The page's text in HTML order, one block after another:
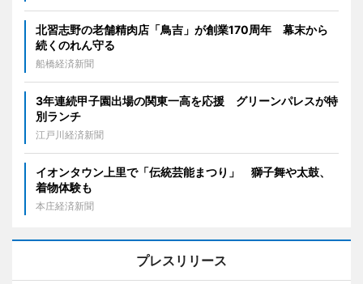
北習志野の老舗精肉店「鳥吉」が創業170周年 幕末から
続くのれん守る
船橋経済新聞
3年連続甲子園出場の関東一高を応援 グリーンパレスが特
別ランチ
江戸川経済新聞
イオンタウン上里で「伝統芸能まつり」 獅子舞や太鼓、
着物体験も
本庄経済新聞
プレスリリース